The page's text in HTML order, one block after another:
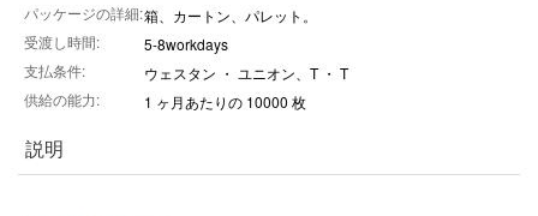
パッケージの詳細:箱、カートン、パレット。
受渡し時間:
5-8workdays
支払条件:
ウェスタン ・ ユニオン、T ・ T
供給の能力:
1 ヶ月あたりの 10000 枚
説明